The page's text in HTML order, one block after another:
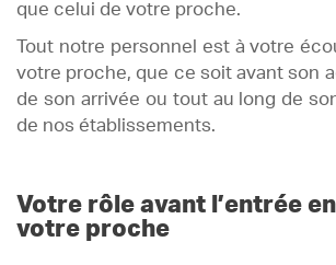
que celui de votre proche.
Tout notre personnel est à votre
votre proche, que ce soit avant son
de son arrivée ou tout au long de
de nos établissements.
Votre rôle avant l’entrée
votre proche